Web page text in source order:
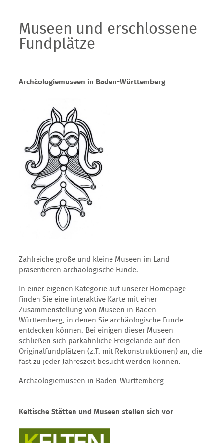
Museen und erschlossene
Fundplätze
Archäologiemuseen in Baden-Württemberg
Zahlreiche große und kleine Museen im Land
präsentieren archäologische Funde.
In einer eigenen Kategorie auf unserer Homepage
finden Sie eine interaktive Karte mit einer
Zusammenstellung von Museen in Baden-
Württemberg, in denen Sie archäologische Funde
entdecken können. Bei einigen dieser Museen
schließen sich parkähnliche Freigelände auf den
Originalfundplätzen (z.T. mit Rekonstruktionen) an, die
fast zu jeder Jahreszeit besucht werden können.
Archäologiemuseen in Baden-Württemberg
Keltische Stätten und Museen stellen sich vor